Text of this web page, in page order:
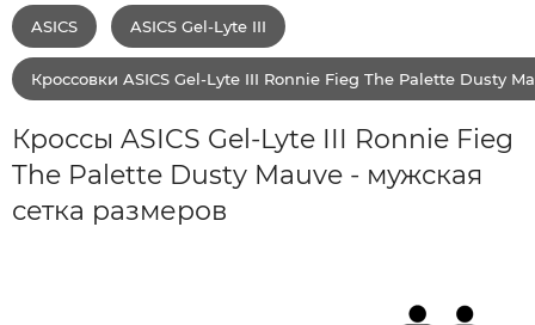
ASICS ASICS Gel-Lyte III
Кроссовки ASICS Gel-Lyte III Ronnie Fieg The Palette Dusty
Кроссы ASICS Gel-Lyte III Ronnie Fieg
The Palette Dusty Mauve - мужская
сетка размеров